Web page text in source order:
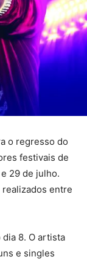
o regresso do
festivais de
29 de julho.
entre
8. O artista
e singles